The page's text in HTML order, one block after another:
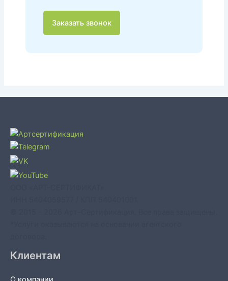
Заказать звонок
Клиентам